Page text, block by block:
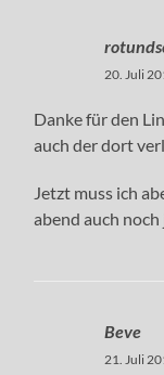
20. Juli
Danke für den
auch der dort
Jetzt muss ich
abend auch
Beve
21. Juli